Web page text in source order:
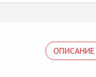
ОПИСАНИЕ